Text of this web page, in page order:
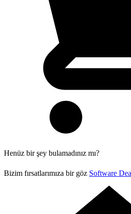
Henüz bir şey bulamadınız mı?
Bizim fırsatlarımıza bir göz Software